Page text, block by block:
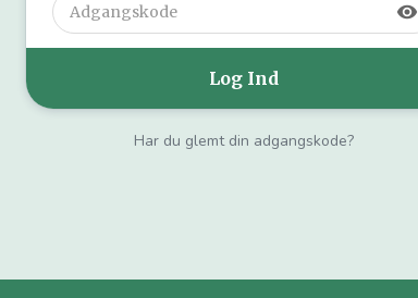
visibility
Har du glemt din adgangskode?